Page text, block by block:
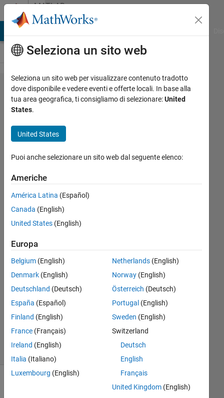
Vai al contenutoMATLAB
Answers
MATLAB is
deleting my
matrix
and i am
confused
Suhaani
2024
2
Risposte
Risposta
accettata
Aggiornato
6 Set 2024
6
Visualizzazioni
(30 giorni)
Seleziona un sito web
Seleziona un sito web per visualizzare contenuto tradotto
dove disponibile e vedere eventi e offerte locali. In base alla
tua area geografica, ti consigliamo di selezionare:United
States.
United States
Puoi anche selezionare un sito web dal seguente elenco:
Americhe
América Latina (Español)
Canada (English)
United States (English)
Europa
Belgium (English)
Denmark (English)
Deutschland (Deutsch)
España (Español)
Finland (English)
France (Français)
Ireland (English)
Italia (Italiano)
Luxembourg (English)
Netherlands(English)
Norway(English)
Österreich (Deutsch)
Portugal (English)
Sweden (English)
Switzerland
Deutsch
English
Français
United Kingdom(English)